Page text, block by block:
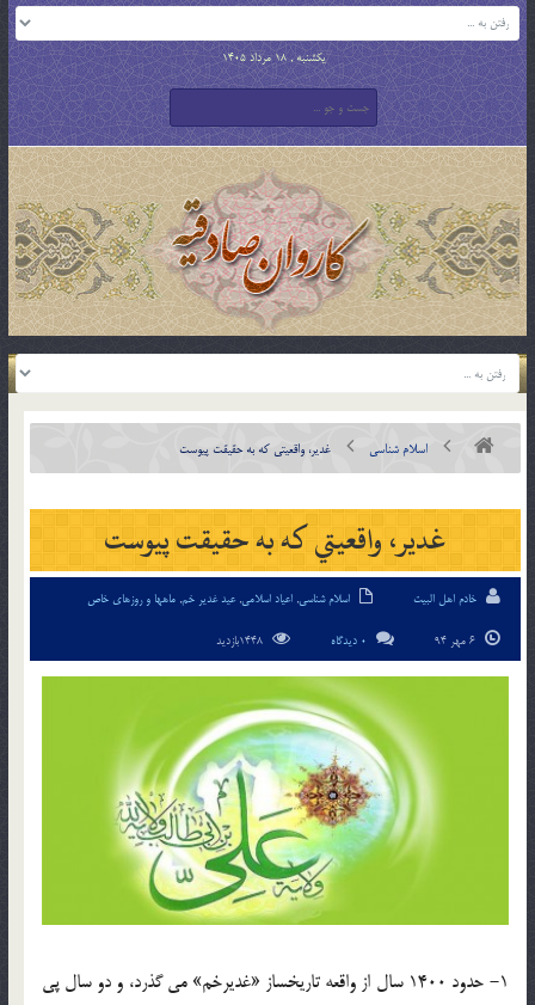
یکشنبه , 18 مرداد 1405
اسلام شناسی غدير، واقعيتي كه به حقيقت پيوست
غدير، واقعيتي كه به حقيقت پيوست
خادم اهل البیت اسلام شناسی, اعیاد اسلامی,عید غدیر خم, ماهها و روزهای خاص
0 دیدگاه
1- حدود 1400 سال از واقعه تاريخساز «غديرخم» مي گذرد، و دو سال پي